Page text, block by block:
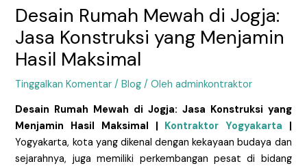
Desain Rumah Mewah di Jogja:
Jasa Konstruksi yang Menjamin
Hasil Maksimal
Tinggalkan Komentar /Blog / Olehadminkontraktor
Desain Rumah Mewah di Jogja: Jasa Konstruksi yang
Menjamin Hasil Maksimal | Kontraktor Yogyakarta |
Yogyakarta, kota yang dikenal dengan kekayaan budaya dan
sejarahnya, juga memiliki perkembangan pesat di bidang